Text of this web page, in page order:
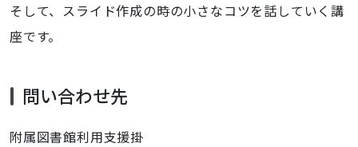
そして、スライド作成の時の小さなコツを話していく講
座です。
問い合わせ先
附属図書館利用支援掛